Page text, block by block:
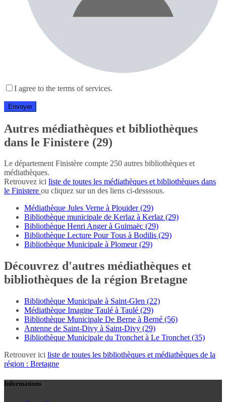
I agree to the terms of services.
Autres médiathèques et bibliothèques
dans le Finistere (29)
Le département Finistère compte 250 autres bibliothèques et
médiathèques.
Retrouvez ici liste de toutes les médiathèques et bibliothèques dans
le Finistere ou cliquez sur un des liens ci-desssous.
Médiathèque Jules Verne à Plouider (29)
Bibliothèque municipale de Kerlaz à Kerlaz (29)
Bibliothèque Henri Anger à Guimaëc (29)
Bibliothèque Lecture Pour Tous à Bodilis (29)
Bibliothèque Municipale à Plomeur (29)
Découvrez d'autres médiathèques et
bibliothèques de la région Bretagne
Bibliothèque Municipale à Saint-Glen (22)
Médiathèque Imagine Taulé à Taulé (29)
Bibliothèque Municipale De Berne à Berné (56)
Antenne de Saint-Divy à Saint-Divy (29)
Bibliothèque Municipale du Tronchet à Le Tronchet (35)
Retrouver ici liste de toutes les bibliothèques et médiathèques de la
région : Bretagne
Informations